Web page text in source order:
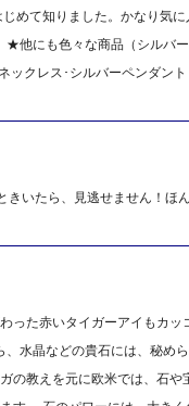
めて知りました。かなり気に
★他にも色々な商品（シルバー
ックレス･シルバーペンダント
きいたら、見逃せません！ほ
った赤いタイガーアイもカッ
晶などの貴石には、秘めら
の教えを元に欧米では、石や